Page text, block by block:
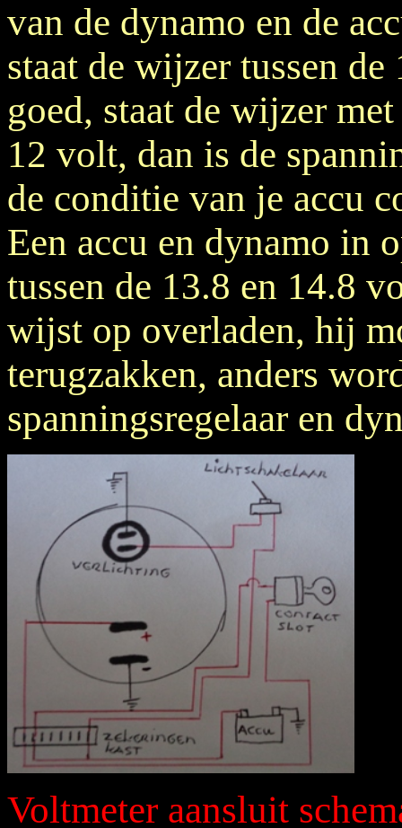
van de dynamo en de
staat de wijzer tussen
goed, staat de wijzer
12 volt, dan is de
de conditie van je accu
Een accu en dynamo in
tussen de 13.8 en 14.8
wijst op overladen, hij
terugzakken, anders
spanningsregelaar en
Voltmeter aansluit